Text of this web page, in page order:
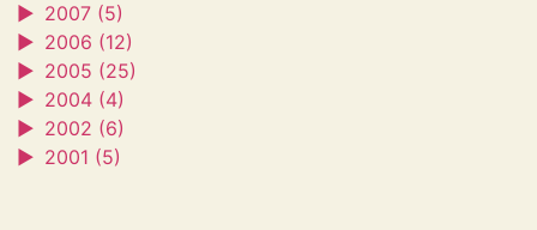
► 2007 (5)
► 2006 (12)
► 2005 (25)
► 2004 (4)
► 2002 (6)
► 2001 (5)